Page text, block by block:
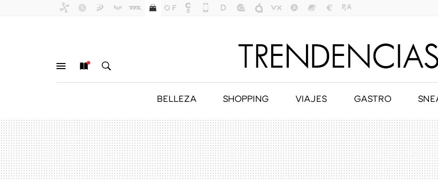
BELLEZA SHOPPING VIAJES GASTRO